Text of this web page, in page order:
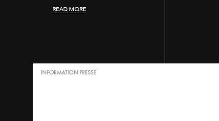
READ MORE